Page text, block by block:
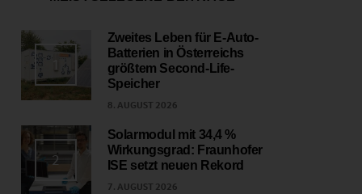
Zweites Leben für E-Auto-
Batterien in Österreichs
größtem Second-Life-
Speicher
8. AUGUST 2026
2
Solarmodul mit 34,4 %
Wirkungsgrad: Fraunhofer
ISE setzt neuen Rekord
7. AUGUST 2026